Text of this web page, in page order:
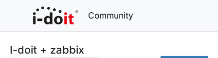
Community
I-doit + zabbix